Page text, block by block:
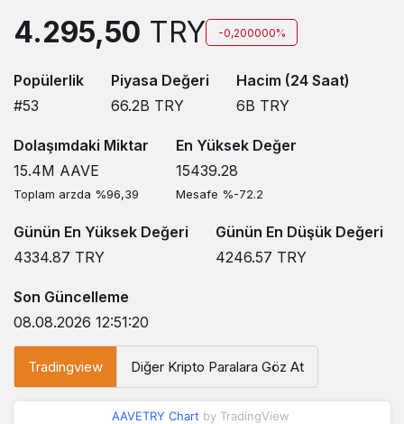
4.295,50 TRY -0,200000%
Popülerlik
#53
Piyasa Değeri
66.2B TRY
Hacim (24 Saat)
6B TRY
Dolaşımdaki Miktar
15.4M AAVE
Toplam arzda %96,39
En Yüksek Değer
15439.28
Mesafe %-72.2
Günün En Yüksek Değeri
4334.87 TRY
Günün En Düşük Değeri
4246.57 TRY
Son Güncelleme
08.08.2026 12:51:20
Tradingview Diğer Kripto Paralara Göz At
AAVETRY Chart by TradingView